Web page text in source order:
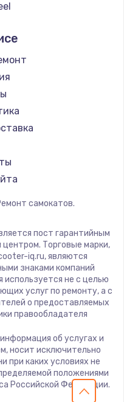
самокатов.
пост гарантийным
Торговые марки,
iq.ru, являются
знаками компаний
используется не с целью
услуг по ремонту, а с
о предоставляемых
правообладателя
об услугах и
носит исключительно
при каких условиях не
положениями
Российской Федерации.